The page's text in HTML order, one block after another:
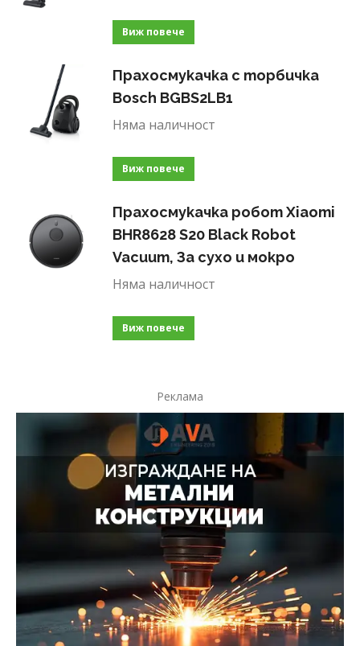
Виж повече
Прахосмукачка с торбичка
Bosch BGBS2LB1
Няма наличност
Виж повече
Прахосмукачка робот Xiaomi
BHR8628 S20 Black Robot
Vacuum, За сухо и мокро
Няма наличност
Виж повече
Реклама